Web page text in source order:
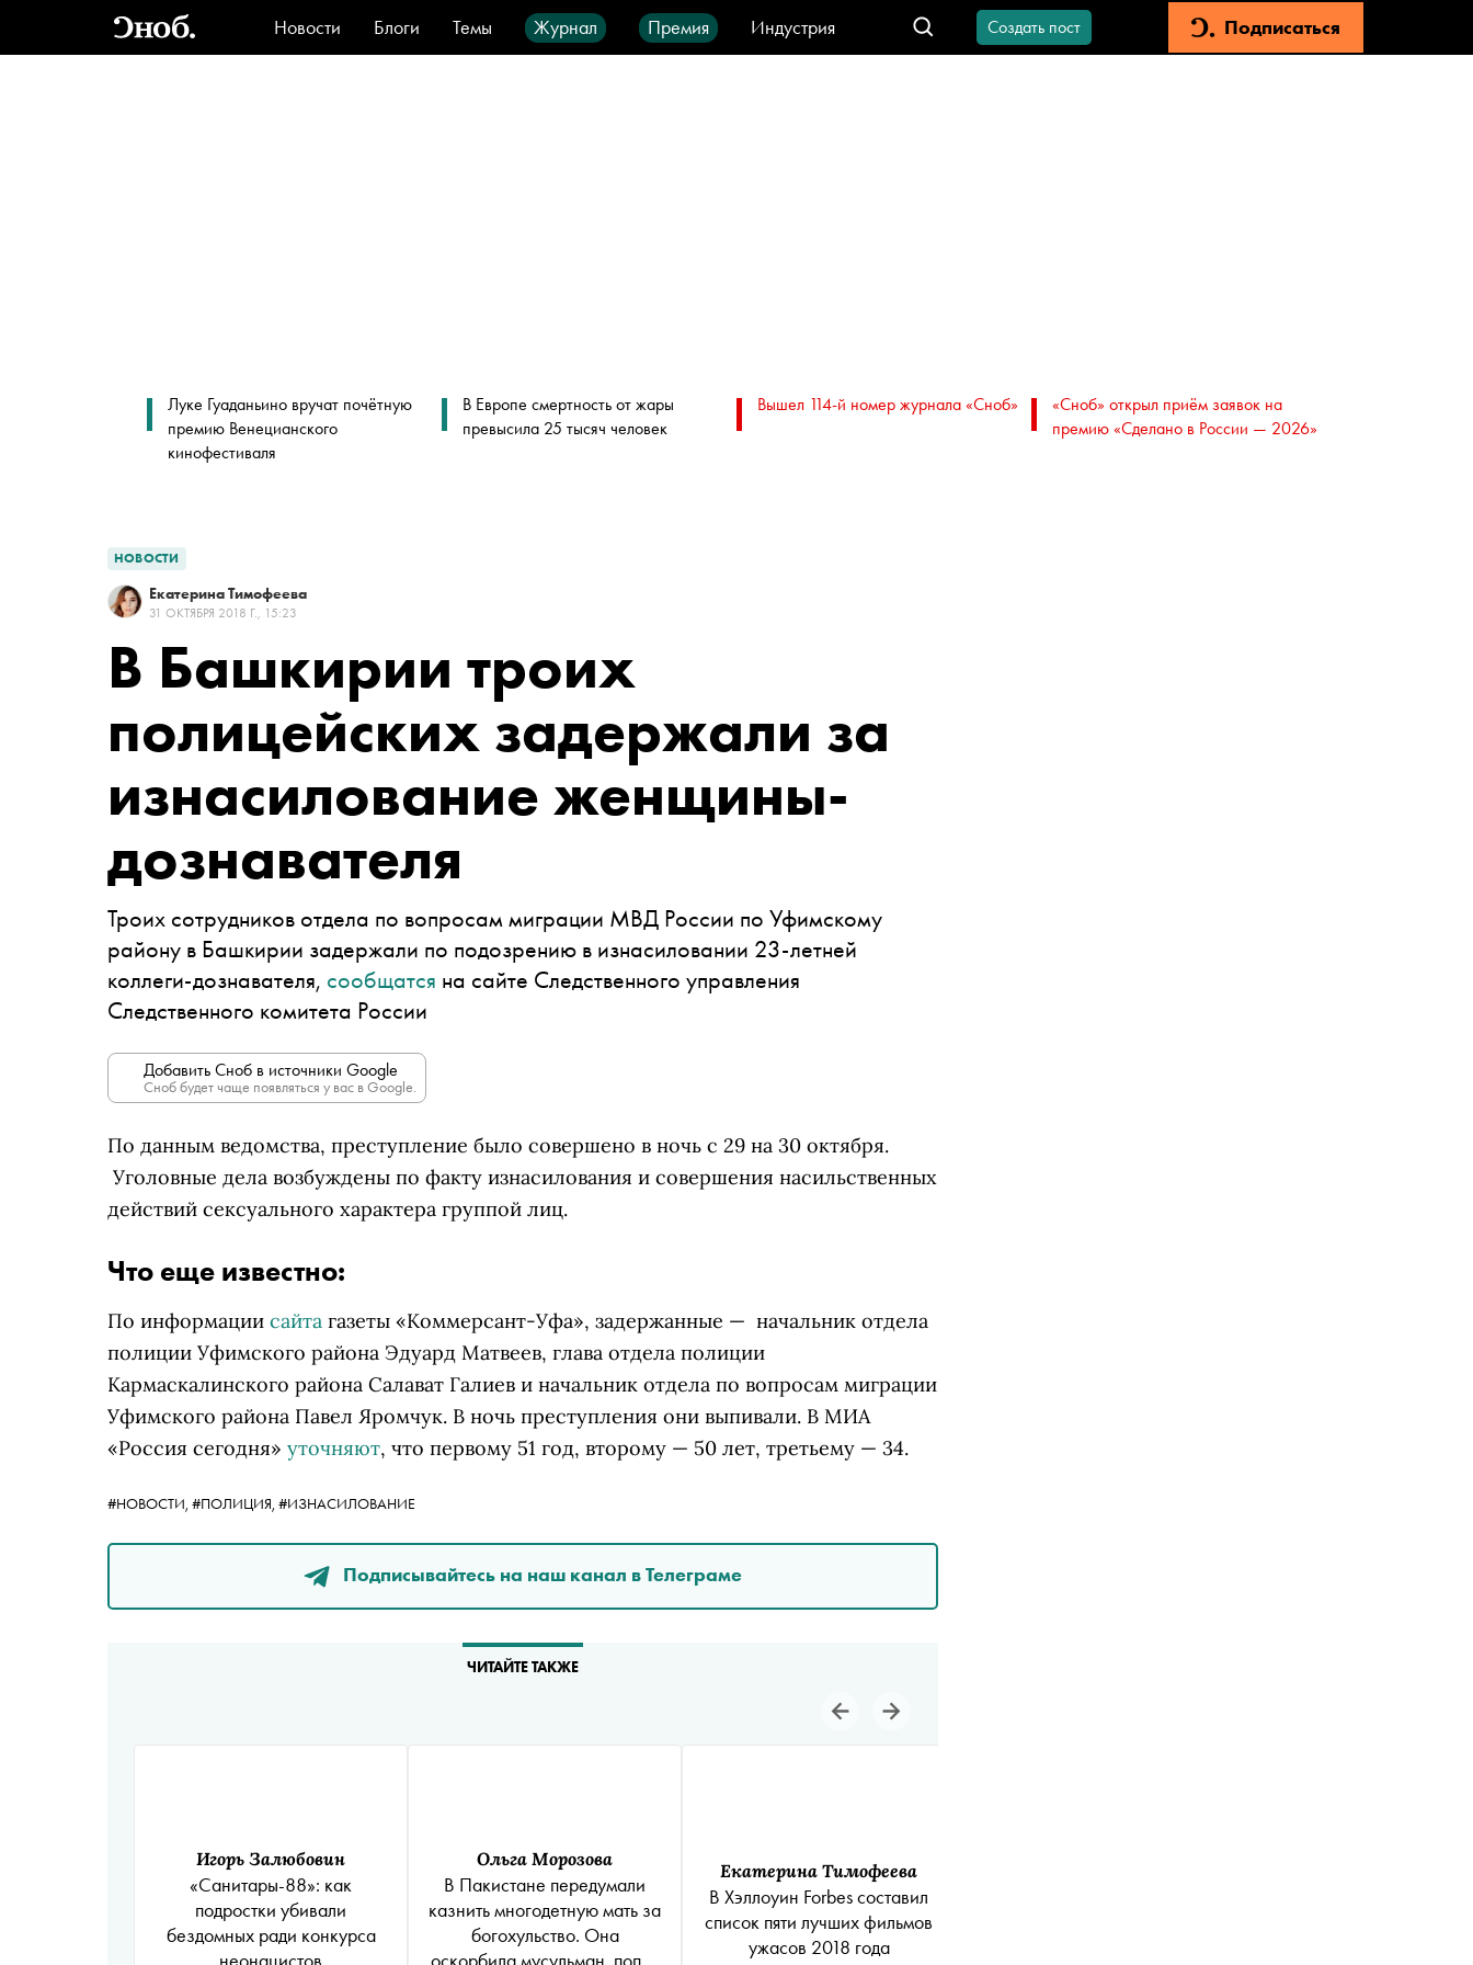
Новости Блоги Темы Журнал Премия
Индустрия
Стиль
Видео Город IT-продукты
Создать пост Подписаться
Луке Гуаданьино вручат почётную
премию Венецианского
кинофестиваля
В Европе смертность от жары
превысила 25 тысяч человек
Вышел 114-й номер журнала «Сноб»
«Сноб» открыл приём заявок на
премию «Сделано в России — 2026»
НОВОСТИ
Екатерина Тимофеева
31 ОКТЯБРЯ 2018 Г., 15:23
В Башкирии троих
полицейских задержали за
изнасилование женщины-
дознавателя
Троих сотрудников отдела по вопросам миграции МВД России по Уфимскому
району в Башкирии задержали по подозрению в изнасиловании 23-летней
коллеги-дознавателя, сообщатся на сайте Следственного управления
Следственного комитета России
Добавить Сноб в источники Google
Сноб будет чаще появляться у вас в Google.
По данным ведомства, преступление было совершено в ночь с 29 на 30 октября.
Уголовные дела возбуждены по факту изнасилования и совершения насильственных
действий сексуального характера группой лиц.
Что еще известно:
По информации сайта газеты «Коммерсант-Уфа», задержанные — начальник отдела
полиции Уфимского района Эдуард Матвеев, глава отдела полиции
Кармаскалинского района Салават Галиев и начальник отдела по вопросам миграции
Уфимского района Павел Яромчук. В ночь преступления они выпивали. В МИА
«Россия сегодня» уточняют, что первому 51 год, второму — 50 лет, третьему — 34.
#НОВОСТИ, #ПОЛИЦИЯ, #ИЗНАСИЛОВАНИЕ
Подписывайтесь на наш канал в Телеграме
ЧИТАЙТЕ ТАКЖЕ
Игорь Залюбовин
«Санитары-88»: как
подростки убивали
бездомных ради конкурса
Ольга Морозова
В Пакистане передумали
казнить многодетную мать за
богохульство. Она
Екатерина Тимофеева
В Хэллоуин Forbes составил
список пяти лучших фильмов
ужасов 2018 года